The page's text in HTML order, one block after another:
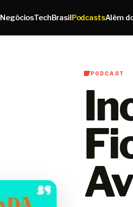
NegóciosTechBrasilPodcastsAlém
PODCAST